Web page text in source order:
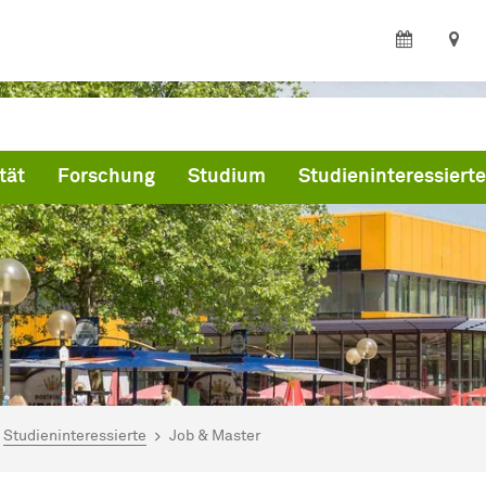
Forschung Studium Studieninteressierte
hier:
Studieninteressierte Job & Master